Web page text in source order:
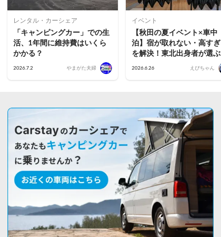
レンタル・カーシェア
「キャンピングカー」での生
活、1年間に維持費はいくら
かかる？
2026.7.2 やまがた夫婦
イベント
【秋田の夏イベント×車中
泊】宿が取れない・高す
を解決！東北出身者が選
花火・フェス・竿燈を楽
2026.6.26 えびちゃん